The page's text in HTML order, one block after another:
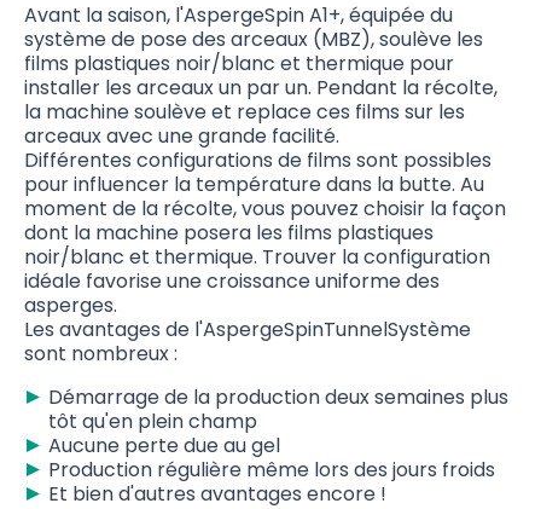
Avant la saison, l'AspergeSpin A1+, équipée du
système de pose des arceaux (MBZ), soulève les
films plastiques noir/blanc et thermique pour
installer les arceaux un par un. Pendant la récolte,
la machine soulève et replace ces films sur les
arceaux avec une grande facilité.
Différentes configurations de films sont possibles
pour influencer la température dans la butte. Au
moment de la récolte, vous pouvez choisir la façon
dont la machine posera les films plastiques
noir/blanc et thermique. Trouver la configuration
idéale favorise une croissance uniforme des
asperges.
Les avantages de l'AspergeSpinTunnelSystème
sont nombreux :
Démarrage de la production deux semaines plus
tôt qu'en plein champ
Aucune perte due au gel
Production régulière même lors des jours froids
Et bien d'autres avantages encore !